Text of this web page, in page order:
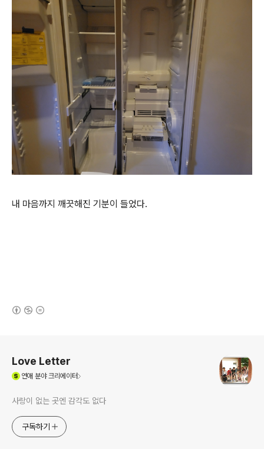
내 마음까지 깨끗해진 기분이 들었다.
Love Letter
연애 분야 크리에이터
사랑이 없는 곳엔 감각도 없다
구독하기